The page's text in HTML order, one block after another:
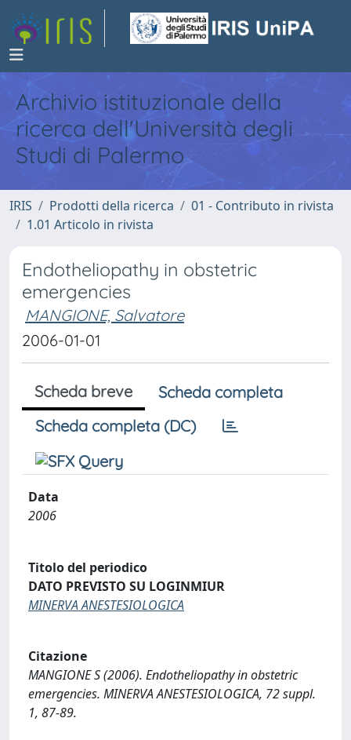
Archivio istituzionale della
ricerca dell'Università degli
Studi di Palermo
IRIS Prodotti della ricerca
01 - Contributo in rivista
1.01 Articolo in rivista
Endotheliopathy in obstetric
emergencies
MANGIONE, Salvatore
2006-01-01
Scheda breve
Scheda completa
Scheda completa (DC)
Data
2006
Titolo del periodico
DATO PREVISTO SU LOGINMIUR
MINERVA ANESTESIOLOGICA
Citazione
MANGIONE S (2006). Endotheliopathy in obstetric
emergencies. MINERVA ANESTESIOLOGICA, 72 suppl.
1, 87-89.